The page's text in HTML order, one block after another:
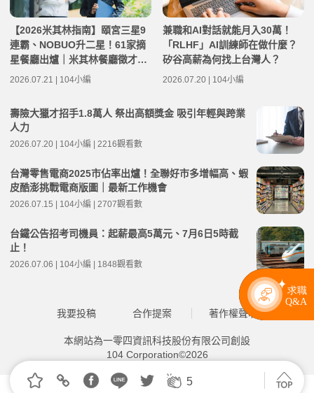
5
【2026米其林指南】頤宮三星9
連霸、NOBUO升二星！61家摘
星餐廳出爐｜米其林餐廳徵才機
會
2026.07.21 | 104小編
兼職和AI對話就能月入30萬！
「RLHF」AI訓練師在做什麼？
矽谷高薪為何找上台灣人？
2026.07.20 | 104小編
壽險大獵才招手1.8萬人 祭出高額獎金 吸引年輕與跨業
人力
2026.07.20 | 104小編 | 2216觀看數
台灣零售電商2025市佔率出爐！全聯好市多增幅高、蝦
皮酷澎挑戰電商版圖｜最新工作機會
2026.07.15 | 104小編 | 2707觀看數
台鐵公告招考司機員：起薪最高5萬元、7月6日5時截
止！
2026.07.06 | 104小編 | 1848觀看數
我要投稿 合作提案 著作權聲明
本網站為一零四資訊科技股份有限公司創設
104 Corporation©2026